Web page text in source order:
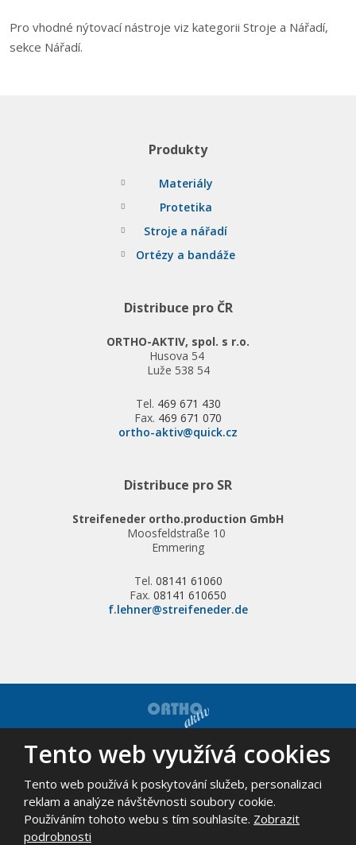
Pro vhodné nýtovací nástroje viz kategorii Stroje a Nářadí,
sekce Nářadí.
Produkty
Materiály
Protetika
Stroje a nářadí
Ortézy a bandáže
Distribuce pro ČR
ORTHO-AKTIV, spol. s r.o.
Husova 54
Luže 538 54
Tel. 469 671 430
Fax. 469 671 070
ortho-aktiv@quick.cz
Distribuce pro SR
Streifeneder ortho.production GmbH
Moosfeldstraße 10
Emmering
Tel. 08141 61060
Fax. 08141 610650
f.lehner@streifeneder.de
© 2026, ORTHO-AKTIV, spol. s r.o. - všechna práva vyhrazena
Mapa stránek | Podmínky použití
VYROBILA
Tento web využívá cookies
Tento web používá k poskytování služeb, personalizaci
reklam a analýze návštěvnosti soubory cookie.
Používáním tohoto webu s tím souhlasíte. Zobrazit
podrobnosti